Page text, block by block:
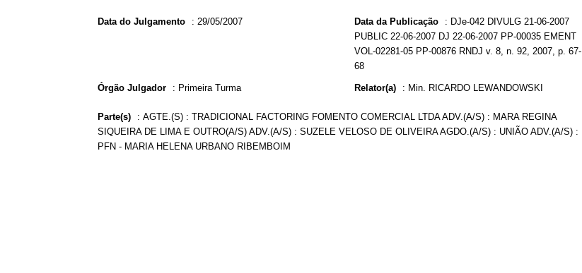
Data do Julgamento : 29/05/2007 Data da Publicação : DJe-042 DIVULG 21-06-2007
PUBLIC 22-06-2007 DJ 22-06-2007 PP-00035 EMENT
VOL-02281-05 PP-00876 RNDJ v. 8, n. 92, 2007, p. 67-
68
Órgão Julgador : Primeira Turma Relator(a) : Min. RICARDO LEWANDOWSKI
Parte(s) : AGTE.(S) : TRADICIONAL FACTORING FOMENTO COMERCIAL LTDA ADV.(A/S) : MARA REGINA
SIQUEIRA DE LIMA E OUTRO(A/S) ADV.(A/S) : SUZELE VELOSO DE OLIVEIRA AGDO.(A/S) : UNIÃO ADV.(A/S) :
PFN - MARIA HELENA URBANO RIBEMBOIM